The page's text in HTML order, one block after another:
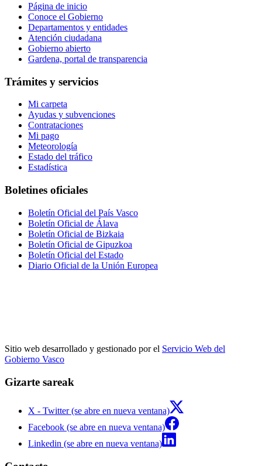
Página de inicio
Conoce el Gobierno
Departamentos y entidades
Atención ciudadana
Gobierno abierto
Gardena, portal de transparencia
Trámites y servicios
Mi carpeta
Ayudas y subvenciones
Contrataciones
Mi pago
Meteorología
Estado del tráfico
Estadística
Boletines oficiales
Boletín Oficial del País Vasco
Boletín Oficial de Álava
Boletín Oficial de Bizkaia
Boletín Oficial de Gipuzkoa
Boletín Oficial del Estado
Diario Oficial de la Unión Europea
Sitio web desarrollado y gestionado por el Servicio Web del
Gobierno Vasco
Gizarte sareak
X - Twitter (se abre en nueva ventana)
Facebook (se abre en nueva ventana)
Linkedin (se abre en nueva ventana)